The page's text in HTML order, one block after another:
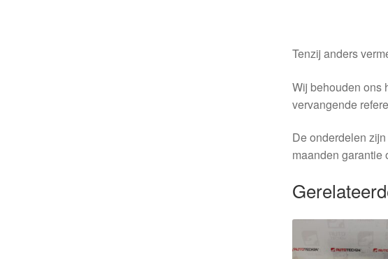
Tenzij anders
Wij behouden ons
vervangende
De onderdelen
maanden garantie